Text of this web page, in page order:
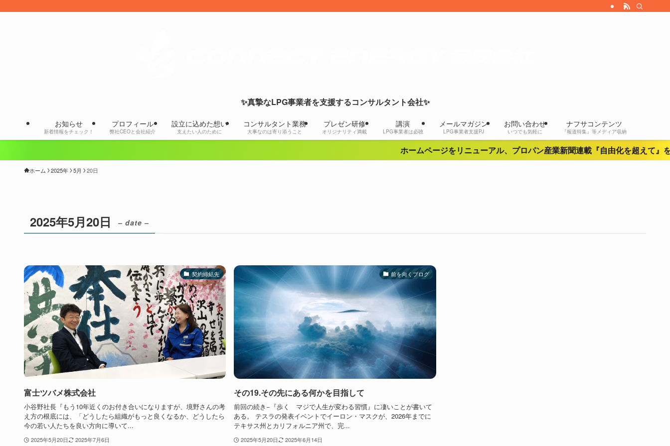
お知らせ
新着情報をチェック！
プロフィール
弊社CEOと会社紹介
設立に込めた想い
支えたい人のために
コンサルタント業務
大事なのは寄り添うこと
プレゼン研修
オリジナリティ満載
講演
LPG事業者は必聴
メールマガジン
LPG事業者支援PJ
お問い合わせ
いつでも気軽に
ナフサコンテンツ
『報道特集』等メディア収納
✨真摯なLPG事業者を支援するコンサルタント会社✨
ホームページをリニューアル、プロパン産業新聞連載『自由化を超えて』を
ホーム 2025年 5月 20日
2025年5月20日 – date –
契約締結先
富士ツバメ株式会社
小谷野社長『もう10年近くのお付き合いになりますが、境野さんの考
え方の根底には、「どうしたら組織がもっと良くなるか、どうしたら
今の若い人たちを良い方向に導いて...
2025年5月20日 2025年7月6日
前を向くブログ
その19.その先にある何かを目指して
前回の続き−『歩く マジで人生が変わる習慣』に凄いことが書いて
ある。 テスラの発表イベントでイーロン・マスクが、2026年までに
テキサス州とカリフォルニア州で、完...
2025年5月20日 2025年6月14日